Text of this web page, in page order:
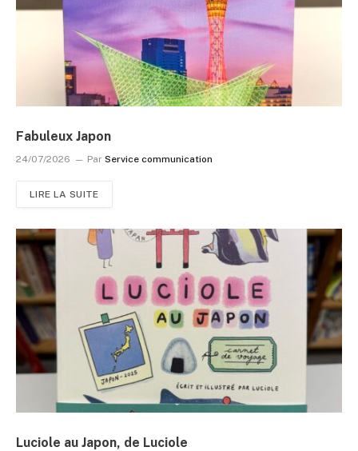
Fabuleux Japon
24/07/2026 Par Service communication
LIRE LA SUITE
Luciole au Japon, de Luciole